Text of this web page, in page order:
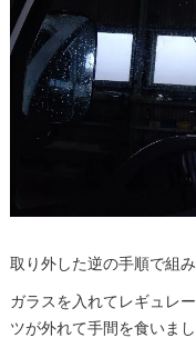
取り外した逆の手順で組
ガラスを入れてレギュレ
ツが外れて手間を食いま